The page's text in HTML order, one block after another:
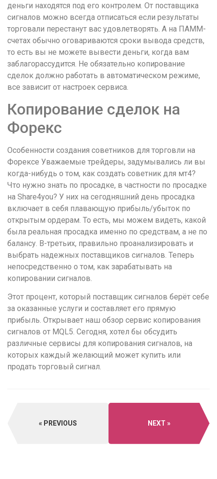
деньги находятся под его контролем. От поставщика
сигналов можно всегда отписаться если результаты
торговали перестанут вас удовлетворять. А на ПАММ-
счетах обычно оговариваются сроки вывода средств,
то есть вы не можете вывести деньги, когда вам
заблагорассудится. Не обязательно копирование
сделок должно работать в автоматическом режиме,
все зависит от настроек сервиса.
Копирование сделок на
Форекс
Особенности создания советников для торговли на
Форексе Уважаемые трейдеры, задумывались ли вы
когда-нибудь о том, как создать советник для мт4?
Что нужно знать по просадке, в частности по просадке
на Share4you? У них на сегодняшний день просадка
включает в себя плавающую прибыль/убыток по
открытым ордерам. То есть, мы можем видеть, какой
была реальная просадка именно по средствам, а не по
балансу. В-третьих, правильно проанализировать и
выбрать надежных поставщиков сигналов. Теперь
непосредственно о том, как зарабатывать на
копировании сигналов.
Этот процент, который поставщик сигналов берёт себе
за оказанные услуги и составляет его прямую
прибыль. Открывает наш обзор сервис копирования
сигналов от MQL5. Сегодня, хотел бы обсудить
различные сервисы для копирования сигналов, на
которых каждый желающий может купить или
продать торговый сигнал.
PREVIOUS NEXT